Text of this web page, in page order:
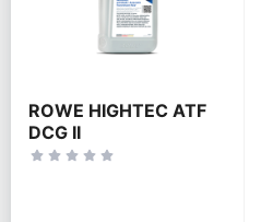
ROWE HIGHTEC ATF
DCG II